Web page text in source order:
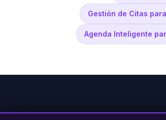
Gestión de Citas
Agenda Inteligente